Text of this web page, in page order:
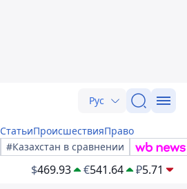
Рус
СтатьиПроисшествияПраво
#Казахстан в сравнении
$469.93 €541.64 ₽5.71